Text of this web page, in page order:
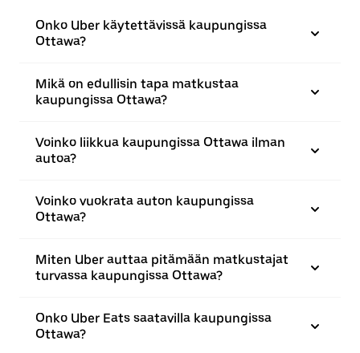
Onko Uber käytettävissä kaupungissa
Ottawa?
Mikä on edullisin tapa matkustaa
kaupungissa Ottawa?
Voinko liikkua kaupungissa Ottawa ilman
autoa?
Voinko vuokrata auton kaupungissa
Ottawa?
Miten Uber auttaa pitämään matkustajat
turvassa kaupungissa Ottawa?
Onko Uber Eats saatavilla kaupungissa
Ottawa?